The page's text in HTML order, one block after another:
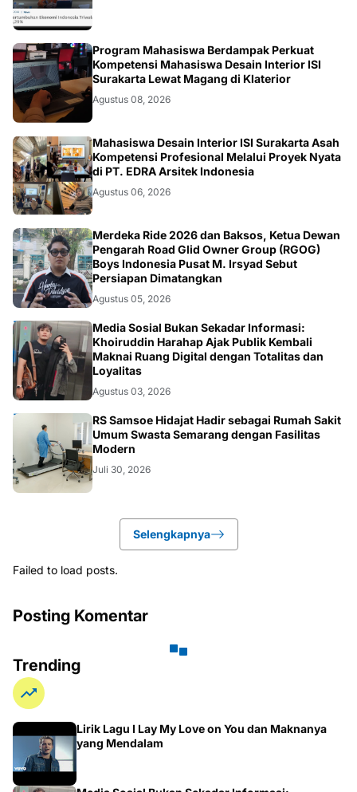
NASIONAL
Program Mahasiswa Berdampak Perkuat
Kompetensi Mahasiswa Desain Interior ISI
Surakarta Lewat Magang di Klaterior
Agustus 08, 2026
NASIONAL
Mahasiswa Desain Interior ISI Surakarta Asah
Kompetensi Profesional Melalui Proyek Nyata
di PT. EDRA Arsitek Indonesia
Agustus 06, 2026
NASIONAL
Merdeka Ride 2026 dan Baksos, Ketua Dewan
Pengarah Road Glid Owner Group (RGOG)
Boys Indonesia Pusat M. Irsyad Sebut
Persiapan Dimatangkan
Agustus 05, 2026
OPINI
Media Sosial Bukan Sekadar Informasi:
Khoiruddin Harahap Ajak Publik Kembali
Maknai Ruang Digital dengan Totalitas dan
Loyalitas
Agustus 03, 2026
KESEHATAN
RS Samsoe Hidajat Hadir sebagai Rumah Sakit
Umum Swasta Semarang dengan Fasilitas
Modern
Juli 30, 2026
Selengkapnya
Failed to load posts.
Posting Komentar
Trending
Lirik Lagu I Lay My Love on You dan Maknanya
yang Mendalam